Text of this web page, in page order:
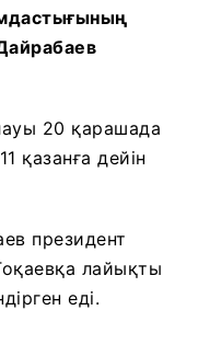
20 қарашада
қазанға дейін
президент
лайықты
еді.